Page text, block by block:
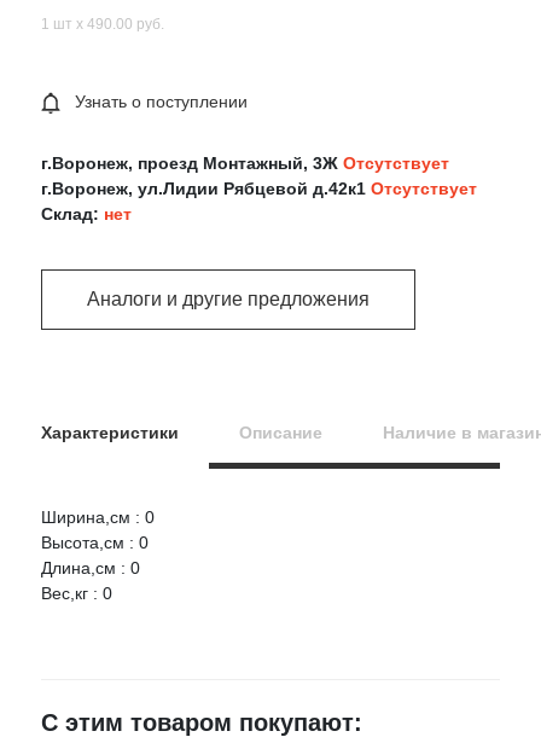
1 шт х 490.00 руб.
Узнать о поступлении
г.Воронеж, проезд Монтажный, 3Ж Отсутствует
г.Воронеж, ул.Лидии Рябцевой д.42к1 Отсутствует
Склад: нет
Аналоги и другие предложения
Характеристики Описание Наличие в
Ширина,см : 0
Высота,см : 0
Длина,см : 0
Вес,кг : 0
Оцените товар:
Ваше имя
С этим товаром покупают: